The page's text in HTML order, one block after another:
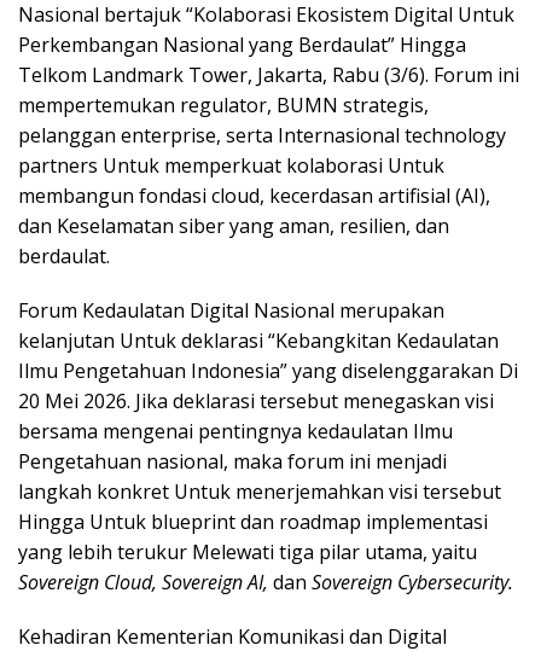
Nasional bertajuk “Kolaborasi Ekosistem Digital Untuk
Perkembangan Nasional yang Berdaulat” Hingga
Telkom Landmark Tower, Jakarta, Rabu (3/6). Forum ini
mempertemukan regulator, BUMN strategis,
pelanggan enterprise, serta Internasional technology
partners Untuk memperkuat kolaborasi Untuk
membangun fondasi cloud, kecerdasan artifisial (AI),
dan Keselamatan siber yang aman, resilien, dan
berdaulat.
Forum Kedaulatan Digital Nasional merupakan
kelanjutan Untuk deklarasi “Kebangkitan Kedaulatan
Ilmu Pengetahuan Indonesia” yang diselenggarakan Di
20 Mei 2026. Jika deklarasi tersebut menegaskan visi
bersama mengenai pentingnya kedaulatan Ilmu
Pengetahuan nasional, maka forum ini menjadi
langkah konkret Untuk menerjemahkan visi tersebut
Hingga Untuk blueprint dan roadmap implementasi
yang lebih terukur Melewati tiga pilar utama, yaitu
Sovereign Cloud, Sovereign AI, dan Sovereign Cybersecurity.
Kehadiran Kementerian Komunikasi dan Digital